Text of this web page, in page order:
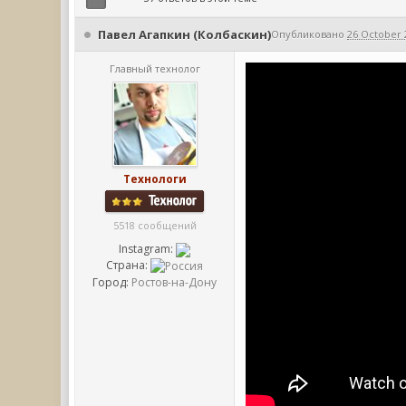
Павел Агапкин (Колбаскин)Опубликовано26 October
Главный технолог
Технологи
5518 сообщений
Instagram:
Страна:
Город: Ростов-на-Дону